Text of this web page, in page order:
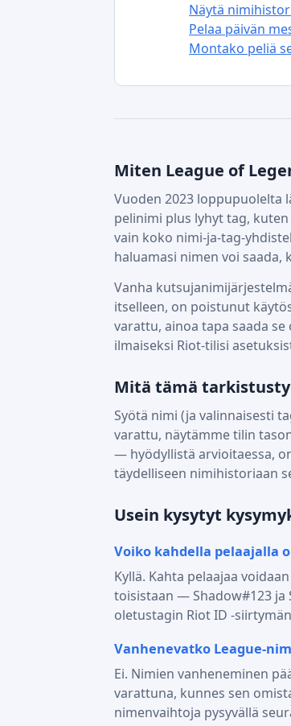
Näytä
Pelaa päivän
Montako peliä
Miten League of
Vuoden 2023 loppupuolelta
pelinimi plus lyhyt tag,
vain koko nimi-ja-tag-
haluamasi nimen voi saada,
Vanha
itselleen, on poistunut
varattu, ainoa tapa saada
ilmaiseksi Riot-tilisi
Mitä tämä
Syötä nimi (ja valinnaisesti
varattu, näytämme tilin
— hyödyllistä arvioitaessa,
täydelliseen nimihistoriaan
Usein kysytyt
Voiko kahdella pelaajalla
Kyllä. Kahta pelaajaa
toisistaan — Shadow#123 ja
oletustagin Riot ID -
Vanhenevatko League-
Ei. Nimien vanheneminen
varattuna, kunnes sen
nimenvaihtoja pysyvällä